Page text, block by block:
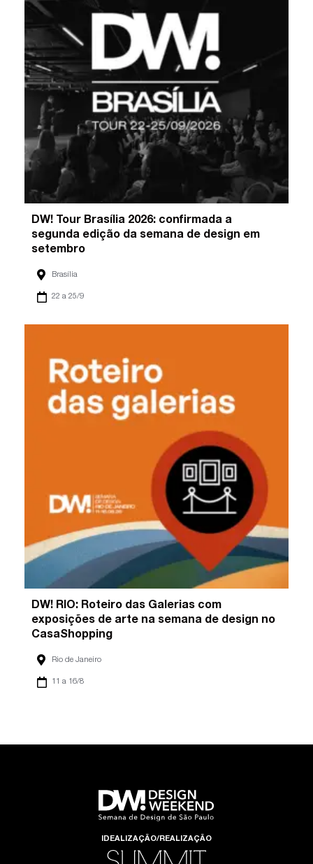
DW! Tour Brasília 2026: confirmada a
segunda edição da semana de design em
setembro
Brasília
22 a 25/9
DW! RIO: Roteiro das Galerias com
exposições de arte na semana de design no
CasaShopping
Rio de Janeiro
11 a 16/8
IDEALIZAÇÃO/REALIZAÇÃO